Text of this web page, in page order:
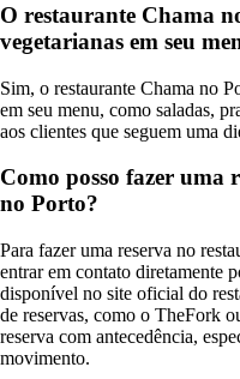
O restaurante Chama
vegetarianas em seu
Sim, o restaurante Chama no
em seu menu, como saladas,
aos clientes que seguem uma
Como posso fazer uma
no Porto?
Para fazer uma reserva no
entrar em contato diretamente
disponível no site oficial do
de reservas, como o TheFork
reserva com antecedência,
movimento.